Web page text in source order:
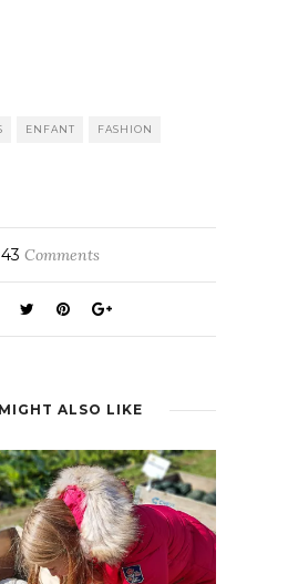
ENFANT FASHION
43 Comments
ALSO LIKE